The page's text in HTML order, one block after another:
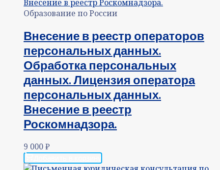
Образование по России
Внесение в реестр операторов
персональных данных.
Обработка персональных
данных. Лицензия оператора
персональных данных.
Внесение в реестр
Роскомнадзора.
9 000₽